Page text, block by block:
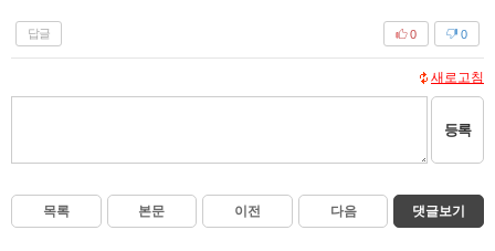
답글 0
0
새로고침
등록
목록 본문 이전 다음 댓글보기